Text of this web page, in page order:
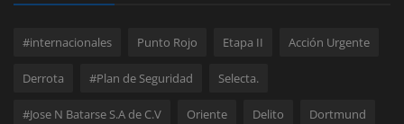
#internacionales Punto Rojo Etapa II Acción Urgente
Derrota #Plan de Seguridad Selecta.
#Jose N Batarse S.A de C.V Oriente Delito Dortmund